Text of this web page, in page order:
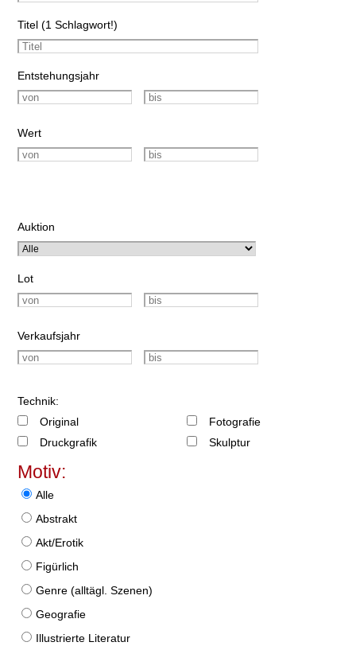
Titel (1 Schlagwort!)
Entstehungsjahr
Wert
Auktion
Lot
Verkaufsjahr
Technik:
Original
Druckgrafik
Fotografie
Skulptur
Motiv:
Alle
Abstrakt
Akt/Erotik
Figürlich
Genre (alltägl. Szenen)
Geografie
Illustrierte Literatur